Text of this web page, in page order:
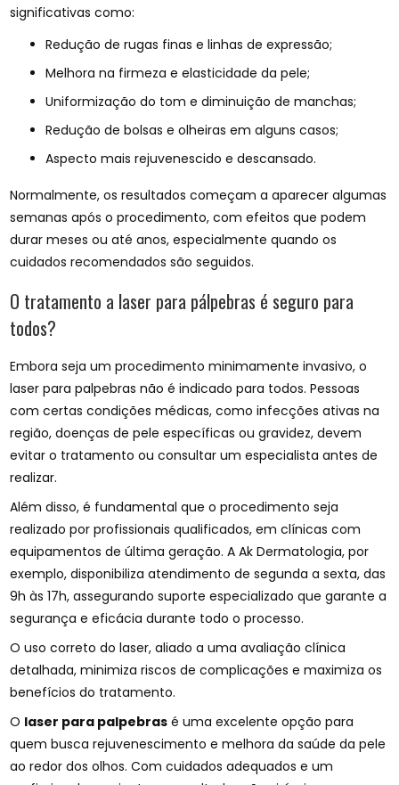
significativas como:
Redução de rugas finas e linhas de expressão;
Melhora na firmeza e elasticidade da pele;
Uniformização do tom e diminuição de manchas;
Redução de bolsas e olheiras em alguns casos;
Aspecto mais rejuvenescido e descansado.
Normalmente, os resultados começam a aparecer algumas
semanas após o procedimento, com efeitos que podem
durar meses ou até anos, especialmente quando os
cuidados recomendados são seguidos.
O tratamento a laser para pálpebras é seguro para
todos?
Embora seja um procedimento minimamente invasivo, o
laser para palpebras não é indicado para todos. Pessoas
com certas condições médicas, como infecções ativas na
região, doenças de pele específicas ou gravidez, devem
evitar o tratamento ou consultar um especialista antes de
realizar.
Além disso, é fundamental que o procedimento seja
realizado por profissionais qualificados, em clínicas com
equipamentos de última geração. A Ak Dermatologia, por
exemplo, disponibiliza atendimento de segunda a sexta, das
9h às 17h, assegurando suporte especializado que garante a
segurança e eficácia durante todo o processo.
O uso correto do laser, aliado a uma avaliação clínica
detalhada, minimiza riscos de complicações e maximiza os
benefícios do tratamento.
O laser para palpebras é uma excelente opção para
quem busca rejuvenescimento e melhora da saúde da pele
ao redor dos olhos. Com cuidados adequados e um